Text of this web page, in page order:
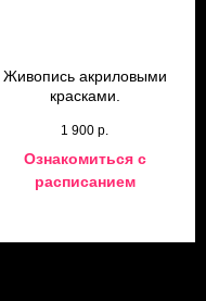
Живопись акриловыми
красками.
1 900 р.
Ознакомиться с
расписанием